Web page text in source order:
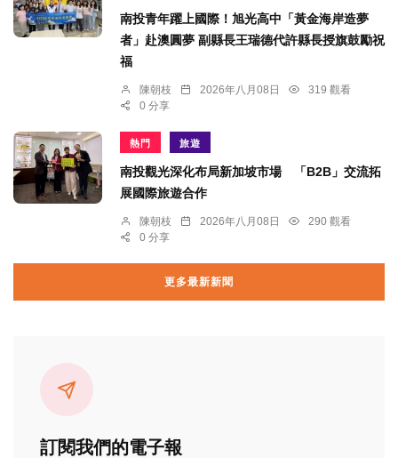
南投青年躍上國際！旭光高中「黃金海岸造夢
者」赴澳圓夢 副縣長王瑞德代許縣長授旗鼓勵祝
福
陳朝枝 2026年八月08日
319 觀看
0 分享
熱門 旅遊
南投觀光深化布局新加坡市場 「B2B」交流拓
展國際旅遊合作
陳朝枝 2026年八月08日
290 觀看
0 分享
更多最新新聞
訂閱我們的電子報